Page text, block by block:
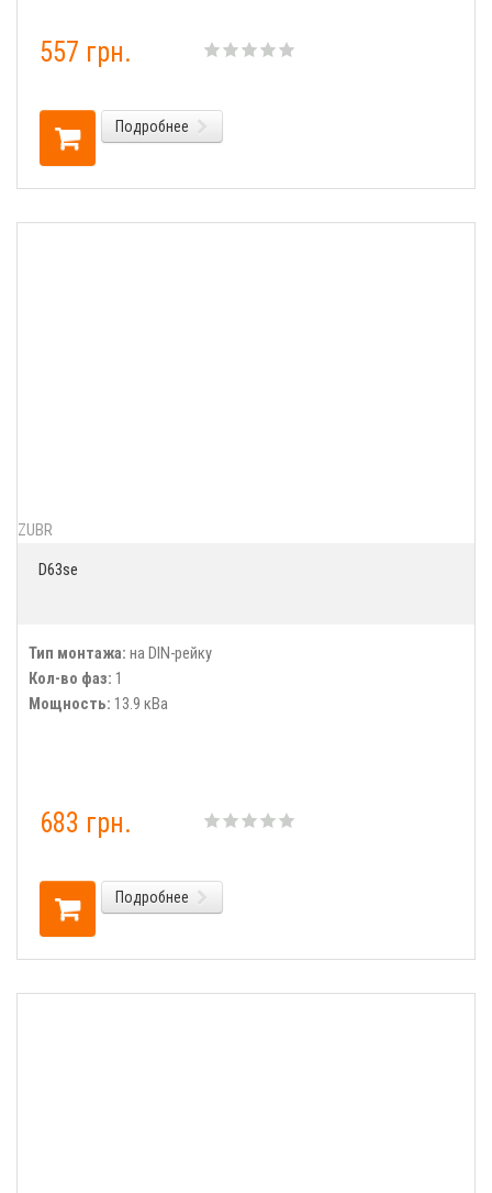
557 грн.
Подробнее
ZUBR
D63se
Тип монтажа: на DIN-рейку
Кол-во фаз: 1
Мощность: 13.9 кВа
683 грн.
Подробнее